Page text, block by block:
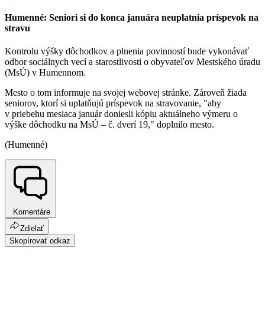
Humenné: Seniori si do konca januára neuplatnia príspevok na
stravu
Kontrolu výšky dôchodkov a plnenia povinností bude vykonávať
odbor sociálnych vecí a starostlivosti o obyvateľov Mestského úradu
(MsÚ) v Humennom.
Mesto o tom informuje na svojej webovej stránke. Zároveň žiada
seniorov, ktorí si uplatňujú príspevok na stravovanie, "aby
v priebehu mesiaca január doniesli kópiu aktuálneho výmeru o
výške dôchodku na MsÚ – č. dverí 19," doplnilo mesto.
(Humenné)
Komentáre
Zdielať
Skopírovať odkaz